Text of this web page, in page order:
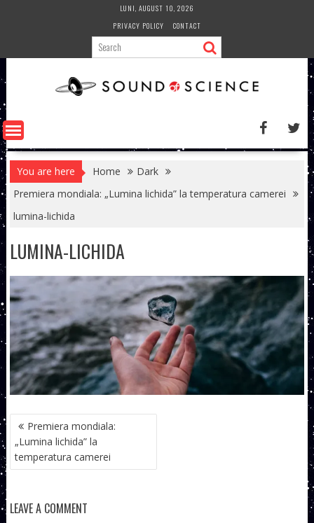
LUNI, AUGUST 10, 2026
PRIVACY POLICY
CONTACT
You are here Home
Dark
Premiera mondiala: „Lumina lichida” la temperatura camerei
lumina-lichida
LUMINA-LICHIDA
NAVIGARE
ARTICOLE
Premiera mondiala:
„Lumina lichida” la
temperatura camerei
LEAVE A COMMENT